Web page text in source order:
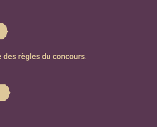
des règles du concours.